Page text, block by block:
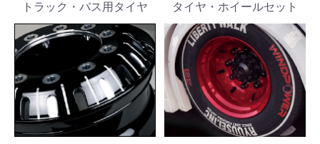
トラック・バス用タイヤ タイヤ・ホイールセット